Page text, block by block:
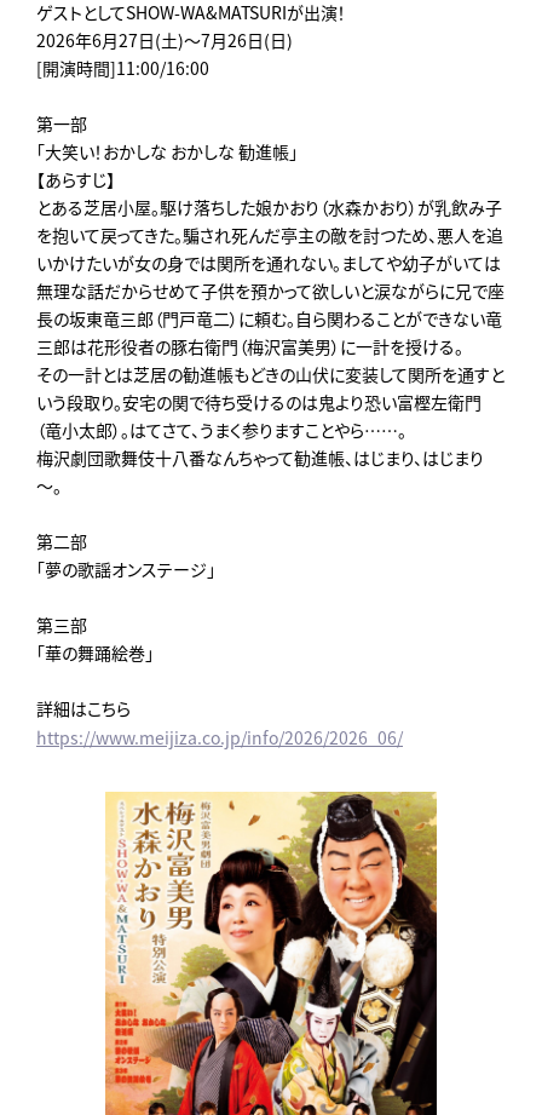
ゲストとしてSHOW-WA&MATSURIが出演！
2026年6月27日(土)～7月26日(日)
[開演時間]11:00/16:00
第一部
「大笑い！おかしな おかしな 勧進帳」
【あらすじ】
とある芝居小屋。駆け落ちした娘かおり（水森かおり）が乳飲み子
を抱いて戻ってきた。騙され死んだ亭主の敵を討つため、悪人を追
いかけたいが女の身では関所を通れない。ましてや幼子がいては
無理な話だからせめて子供を預かって欲しいと涙ながらに兄で座
長の坂東竜三郎（門戸竜二）に頼む。自ら関わることができない竜
三郎は花形役者の豚右衛門（梅沢富美男）に一計を授ける。
その一計とは芝居の勧進帳もどきの山伏に変装して関所を通すと
いう段取り。安宅の関で待ち受けるのは鬼より恐い富樫左衛門
（竜小太郎）。はてさて、うまく参りますことやら……。
梅沢劇団歌舞伎十八番なんちゃって勧進帳、はじまり、はじまり
～。
第二部
「夢の歌謡オンステージ」
第三部
「華の舞踊絵巻」
詳細はこちら
https://www.meijiza.co.jp/info/2026/2026_06/